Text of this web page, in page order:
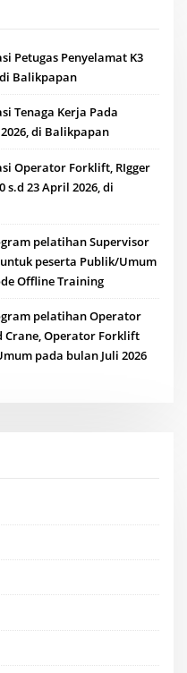
Petugas Penyelamat K3
di Balikpapan
Tenaga Kerja Pada
di Balikpapan
Operator Forklift, RIgger
s.d 23 April 2026, di
pelatihan Supervisor
peserta Publik/Umum
Offline Training
pelatihan Operator
Crane, Operator Forklift
pada bulan Juli 2026